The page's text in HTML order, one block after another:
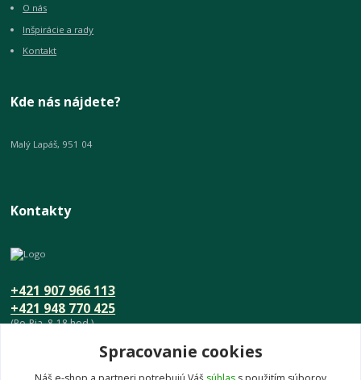
O nás
Inšpirácie a rady
Kontakt
Kde nás nájdete?
Malý Lapáš, 951 04
Kontakty
+421 948 770 425
+421 907 966 113
(Po-Pia, 8-18 hod.)
info@umeniedomova.skSpracovanie cookies